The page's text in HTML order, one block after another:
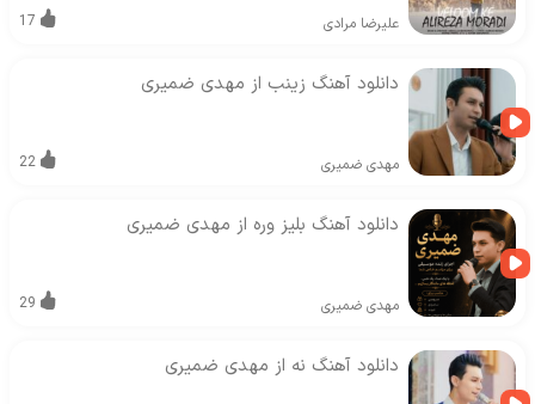
علیرضا مرادی 17
دانلود آهنگ زینب از مهدی ضمیری
مهدی ضمیری 22
دانلود آهنگ بلیز وره از مهدی ضمیری
مهدی ضمیری 29
دانلود آهنگ نه از مهدی ضمیری